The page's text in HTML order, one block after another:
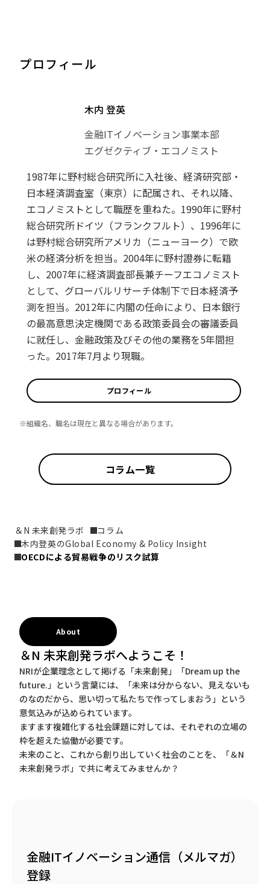
プロフィール
木内 登英
金融ITイノベーション事業本部
エグゼクティブ・エコノミスト
1987年に野村総合研究所に入社後、経済研究部・
日本経済調査室（東京）に配属され、それ以降、
エコノミストとして職歴を重ねた。1990年に野村
総合研究所ドイツ（フランクフルト）、1996年に
は野村総合研究所アメリカ（ニューヨーク）で欧
米の経済分析を担当。2004年に野村證券に転籍
し、2007年に経済調査部長兼チーフエコノミスト
として、グローバルリサーチ体制下で日本経済予
測を担当。2012年に内閣の任命により、日本銀行
の最高意思決定機関である政策委員会の審議委員
に就任し、金融政策及びその他の業務を5年間担
った。2017年7月より現職。
プロフィール
※組織名、職名は現在と異なる場合があります。
コラム一覧
＆N 未来創発ラボ
コラム
木内登英のGlobal Economy & Policy Insight
OECDによる貿易戦争のリスク試算
About
＆N 未来創発ラボへようこそ！
NRIが企業理念として掲げる「未来創発」「Dream up the
future.」という言葉には、「未来は分からない、見えないも
のなのだから、思い切って私たちで作ってしまおう」という
意気込みが込められています。
ますます複雑化する社会課題に対しては、それぞれの立場の
枠を超えた協働が必要です。
未来のこと、これから創り出していく社会のことを、「＆N
未来創発ラボ」で共に考えてみませんか？
金融ITイノベーション通信（メルマガ）
登録